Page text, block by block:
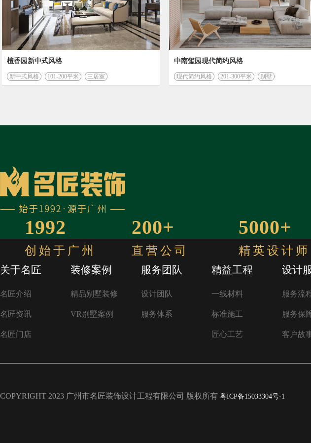
檀香园新中式风格
新中式风格 101-200平米 三居室
中南玺园现代简约风格
现代简约风格 201-300平米 别墅
1992
创始于广州
200+
直营公司
5000+
精英设计师
关于名匠
名匠介绍
名匠资讯
名匠门店
装修案例
精品别墅装修
VR别墅案例
服务团队
设计团队
服务体系
精益工程
一线材料
标准施工
匠心工艺
设计
服务流
服务保
客户故
COPYRIGHT 2023 广州市名匠装饰设计工程有限公司 版权所有 粤ICP备15033304号-1